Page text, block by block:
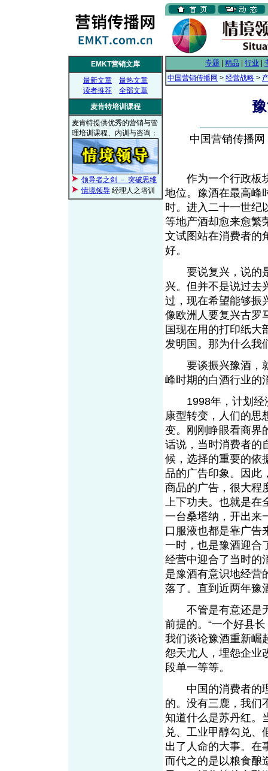
EMKT营销文库
最新文章
最热文章
读者推荐
全部文章
麦肯特培训课程
麦肯特提供优秀的营销与管
理培训课程、内训与咨询：
领导者之剑 － 突破思维
情境领导 经理人之培训
专题 精品 行业
中国营销传播网 > 经营战略 >
中国营销传播
作为一个行政板块
地位。豫酒在最高峰
时。进入二十一世纪
等地产酒却愈来愈繁
文试图站在消费者的
好。
要说复兴，说的是
兴。但并不是说过去
过，现在希望能够振
像欧洲人要复兴古罗
国现在用的打印纸大
发明国。那为什么我
要谈振兴豫酒，就
峰时期的白酒行业的
1998年，计划经济
康型转变，人们的思
变。刚刚睁眼看商界
话说，当时消费者的
候，选择的重要的依
品的广告印象。因此
商品的广告，很大程
上下功夫。也就是在
一台桑塔纳，开出来
口服液也都是靠广告
一时，也是豫酒迎合
经营中迎合了当时的
是豫酒有意识地经营
落了。直到近两年豫
不管是有意还是无
前提的。“一个好县
我们谈论豫酒重新崛
怨天尤人，埋怨企业
段单一等等。
中国的消费者的理
的。没有三鹿，我们
知道什么是苏丹红。
兑、工业甲醇勾兑、
出了人命的大事。在
而代之的是以粮食酿